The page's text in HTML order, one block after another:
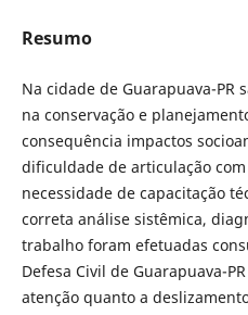
Resumo
Na cidade de Guarapuava-PR
na conservação e
consequência impactos
dificuldade de articulação
necessidade de capacitação
correta análise sistêmica,
trabalho foram efetuadas
Defesa Civil de Guarapuava-
atenção quanto a